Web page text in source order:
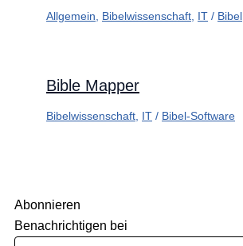
Allgemein, Bibelwissenschaft, IT / Bibel
Bible Mapper
Bibelwissenschaft, IT / Bibel-Software
Abonnieren
Benachrichtigen bei